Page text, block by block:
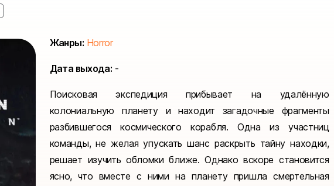
Жанры: Horror
Дата выхода: -
Поисковая экспедиция прибывает на удалённую
колониальную планету и находит загадочные фрагменты
разбившегося космического корабля. Одна из участниц
команды, не желая упускать шанс раскрыть тайну находки,
решает изучить обломки ближе. Однако вскоре становится
ясно, что вместе с ними на планету пришла смертельная